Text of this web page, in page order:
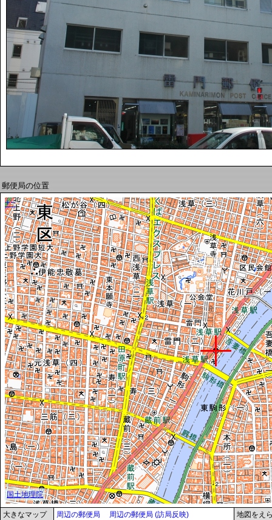
郵便局の位置
大きなマップ 周辺の郵便局 周辺の郵便局 (訪局反映) 地図をえ